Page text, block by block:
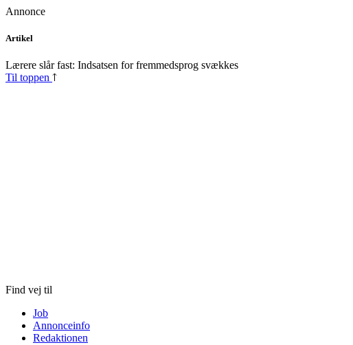
Annonce
Skip
content
Artikel
Lærere slår fast: Indsatsen for fremmedsprog svækkes
Til toppen
Find vej til
Job
Annonceinfo
Redaktionen